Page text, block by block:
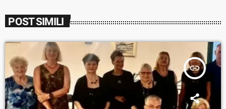
POST SIMILI
insert_link